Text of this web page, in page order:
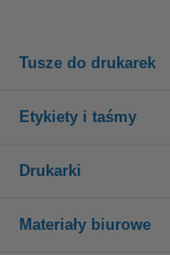
Tusze do drukarek
Etykiety i taśmy
Drukarki
Materiały biurowe